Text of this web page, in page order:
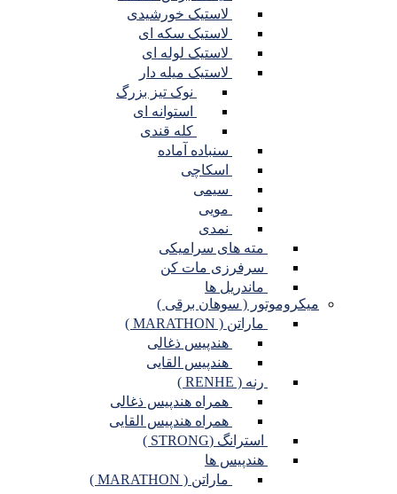
لاستیک خورشیدی
لاستیک سکه ای
لاستیک لوله ای
لاستیک میله دار
نوک تیز بزرگ
استوانه ای
کله قندی
سنباده آماده
اسکاچی
سیمی
مته های سرامیکی
سرفرزی مات کن
ماندریل ها
میکروموتور ( سوهان برقی )
ماراتن ( MARATHON )
هندپیس ذغالی
هندپیس القایی
همراه هندپیس ذغالی
همراه هندپیس القایی
استرانگ (STRONG )
هندپیس ها
ماراتن ( MARATHON )